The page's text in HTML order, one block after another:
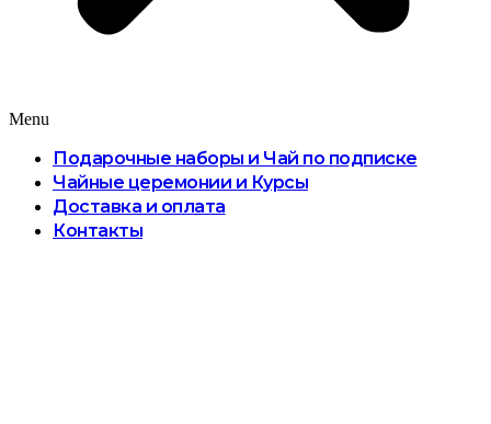
Menu
Подарочные наборы и Чай по подписке
Чайные церемонии и Курсы
Доставка и оплата
Контакты